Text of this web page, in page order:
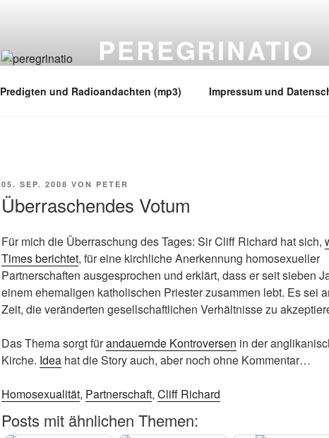
PEREGRINATIO
Predigten und Radioandachten (mp3) Impressum und
VERÖFFENTLICHT
AM
05. SEP. 2008 VON PETER
Überraschendes Votum
Für mich die Überraschung des Tages: Sir Cliff Richard hat sich,
Times berichtet, für eine kirchliche Anerkennung homosexueller
Partnerschaften ausgesprochen und erklärt, dass er seit sieben
einem ehemaligen katholischen Priester zusammen lebt. Es sei
Zeit, die veränderten gesellschaftlichen Verhältnisse zu
Das Thema sorgt fürandauernde Kontroversen in der
Kirche. Idea hat die Story auch, aber noch ohne Kommentar…
Homosexualität, Partnerschaft, Cliff Richard
Posts mit ähnlichen Themen: